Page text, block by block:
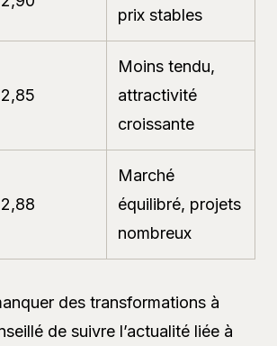
prix stables
2,85
Moins tendu,
attractivité
croissante
2,88
Marché
équilibré, projets
nombreux
des transformations à
de suivre l’actualité liée à